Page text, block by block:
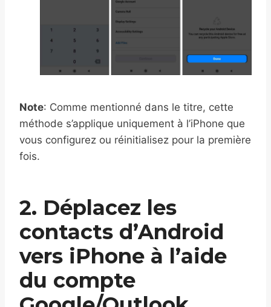
Note: Comme mentionné dans le titre, cette
méthode s’applique uniquement à l’iPhone que
vous configurez ou réinitialisez pour la première
fois.
2. Déplacez les
contacts d’Android
vers iPhone à l’aide
du compte